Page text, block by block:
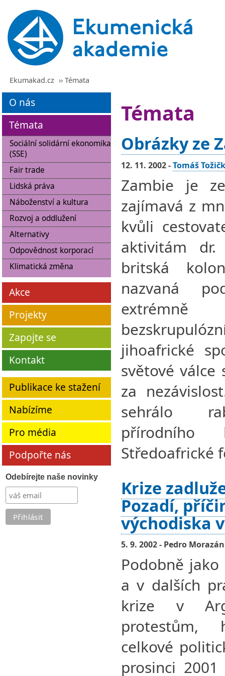
Ekumakad.cz ›› Témata
O nás
Témata
Sociální solidární ekonomika
(SSE)
Fair trade
Lidská práva
Náboženství a kultura
Rozvoj a oddlužení
Alternativy
Odpovědnost korporací
Klimatická změna
Akce
Projekty
Zapojte se
Kontakt
Publikace ke stažení
Nabízíme
Pro média
Podpořte nás
Odebírejte naše novinky
Témata
Obrázky ze
12. 11. 2002 -Tomáš
Zambie je
zajímavá z
kvůli
aktivitám dr.
britská
nazvaná
jihoafrické
světové
za
sehrálo
Středoafrické
Krize
Pozadí,
východiska
5. 9. 2002 - Pedro Morazán
Podobně
a v dalších
krize v
protestům,
celkové
prosinci